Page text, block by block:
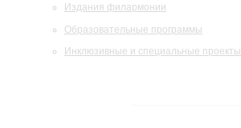
Издания филармонии
Образовательные программы
Инклюзивные и специальные проекты